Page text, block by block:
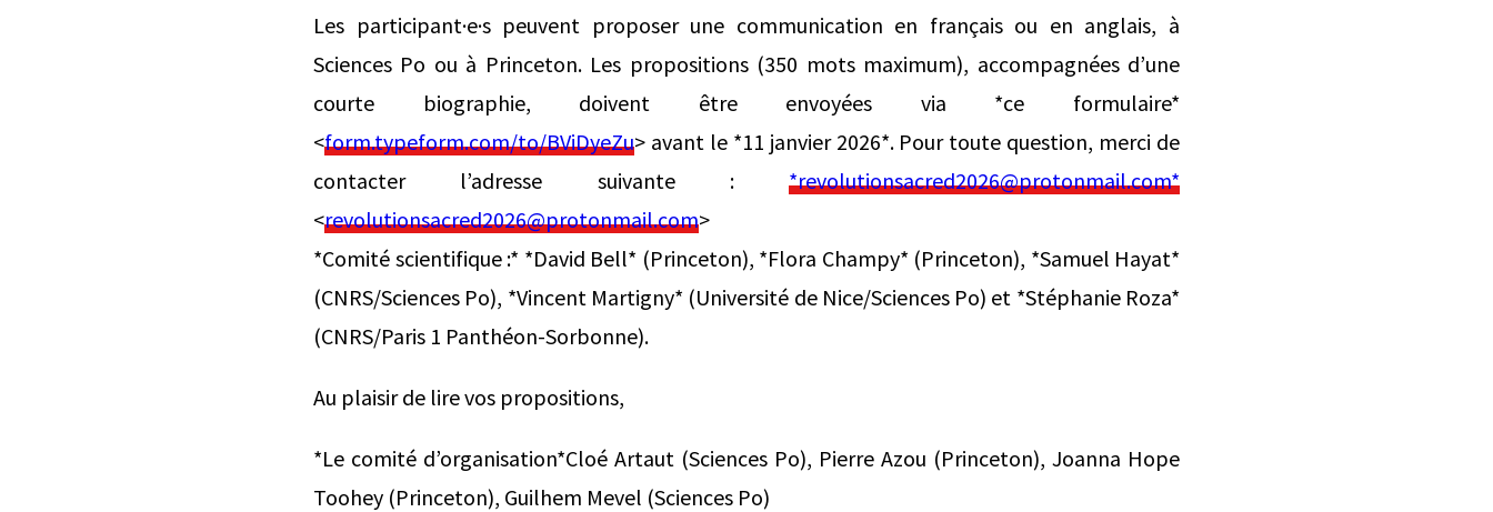
Les participant·e·s peuvent proposer une communication en français ou en anglais, à
Sciences Po ou à Princeton. Les propositions (350 mots maximum), accompagnées d’une
courte biographie, doivent être envoyées via *ce formulaire*
<form.typeform.com/to/BViDyeZu> avant le *11 janvier 2026*. Pour toute question, merci de
contacter l’adresse suivante : *revolutionsacred2026@protonmail.com*
<revolutionsacred2026@protonmail.com>
*Comité scientifique :* *David Bell* (Princeton), *Flora Champy* (Princeton), *Samuel Hayat*
(CNRS/Sciences Po), *Vincent Martigny* (Université de Nice/Sciences Po) et *Stéphanie Roza*
(CNRS/Paris 1 Panthéon-Sorbonne).
Au plaisir de lire vos propositions,
*Le comité d’organisation*Cloé Artaut (Sciences Po), Pierre Azou (Princeton), Joanna Hope
Toohey (Princeton), Guilhem Mevel (Sciences Po)